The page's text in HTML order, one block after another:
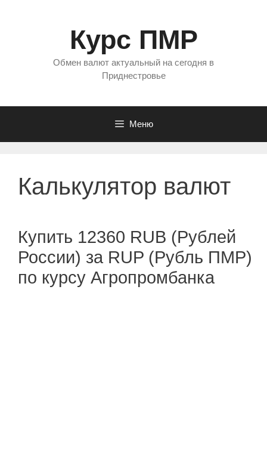
Курс ПМР
Обмен валют актуальный на сегодня в
Приднестровье
Меню
Калькулятор валют
Купить 12360 RUB (Рублей
России) за RUP (Рубль ПМР)
по курсу Агропромбанка